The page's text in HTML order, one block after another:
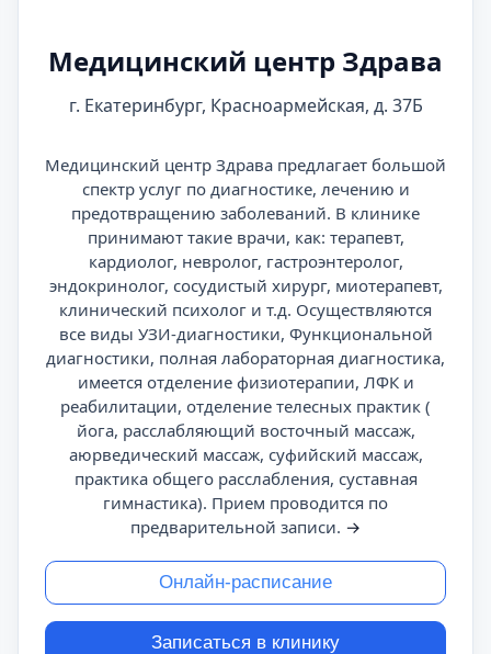
Медицинский центр Здрава
г. Екатеринбург, Красноармейская, д. 37Б
Медицинский центр Здрава предлагает большой
спектр услуг по диагностике, лечению и
предотвращению заболеваний. В клинике
принимают такие врачи, как: терапевт,
кардиолог, невролог, гастроэнтеролог,
эндокринолог, сосудистый хирург, миотерапевт,
клинический психолог и т.д. Осуществляются
все виды УЗИ-диагностики, Функциональной
диагностики, полная лабораторная диагностика,
имеется отделение физиотерапии, ЛФК и
реабилитации, отделение телесных практик (
йога, расслабляющий восточный массаж,
аюрведический массаж, суфийский массаж,
практика общего расслабления, суставная
гимнастика). Прием проводится по
предварительной записи. →
Онлайн-расписание
Записаться в клинику